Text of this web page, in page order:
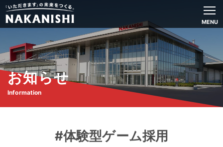
MENU
お知らせ
Information
#体験型ゲーム採用